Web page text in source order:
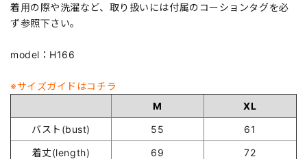
着用の際や洗濯など、取り扱いには付属のコーションタグを必
ず参照下さい。
model：H166
※サイズガイドはコチラ
M
XL
バスト(bust)
55
61
着丈(length)
69 72